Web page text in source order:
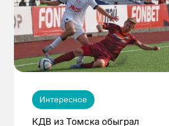
Интересное
КДВ из Томска обыграл